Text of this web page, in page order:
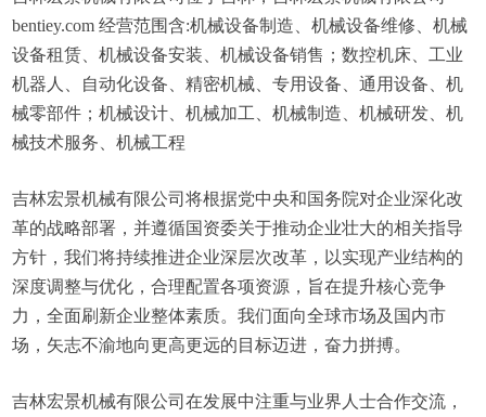
bentiey.com 经营范围含:机械设备制造、机械设备维修、机械
设备租赁、机械设备安装、机械设备销售；数控机床、工业
机器人、自动化设备、精密机械、专用设备、通用设备、机
械零部件；机械设计、机械加工、机械制造、机械研发、机
械技术服务、机械工程
吉林宏景机械有限公司将根据党中央和国务院对企业深化改
革的战略部署，并遵循国资委关于推动企业壮大的相关指导
方针，我们将持续推进企业深层次改革，以实现产业结构的
深度调整与优化，合理配置各项资源，旨在提升核心竞争
力，全面刷新企业整体素质。我们面向全球市场及国内市
场，矢志不渝地向更高更远的目标迈进，奋力拼搏。
吉林宏景机械有限公司在发展中注重与业界人士合作交流，